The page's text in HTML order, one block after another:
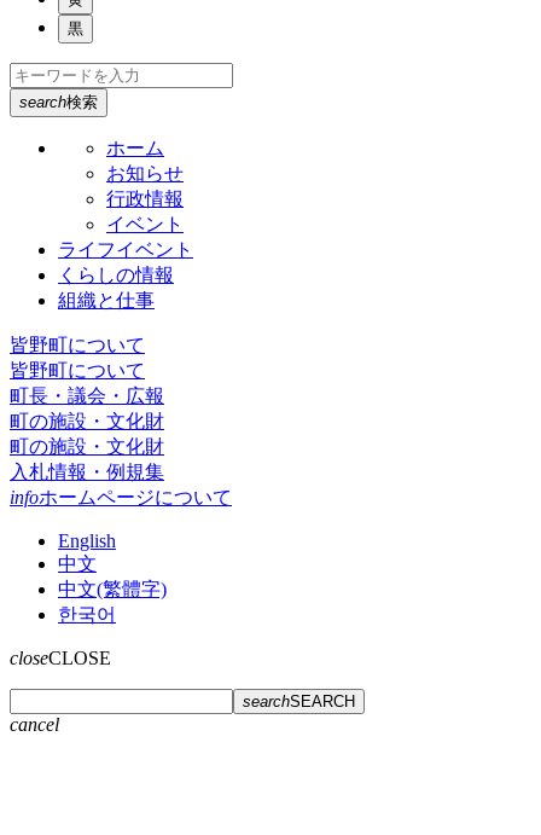
黒
search検索
ホーム
お知らせ
行政情報
イベント
ライフイベント
くらしの情報
組織と仕事
皆野町について
皆野町について
町長・議会・広報
町の施設・文化財
町の施設・文化財
入札情報・例規集
infoホームページについて
English
中文
中文(繁體字)
한국어
closeCLOSE
searchSEARCH
cancel